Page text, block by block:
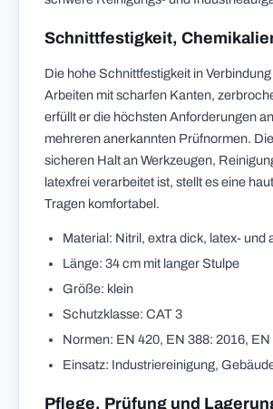
Schnittfestigkeit,
Die hohe Schnittfestigkeit in
Arbeiten mit scharfen Kanten,
erfüllt er die höchsten Anforderungen
mehreren anerkannten Prüfnormen.
sicheren Halt an Werkzeugen,
latexfrei verarbeitet ist, stellt es eine
Tragen komfortabel.
Material: Nitril, extra dick, latex- und
Länge: 34 cm mit langer Stulpe
Größe: klein
Schutzklasse: CAT 3
Normen: EN 420, EN 388: 2016,
Einsatz: Industriereinigung,
Pflege, Prüfung und